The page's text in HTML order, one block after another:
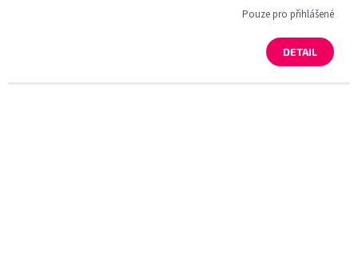
Pouze pro přihlášené
DETAIL